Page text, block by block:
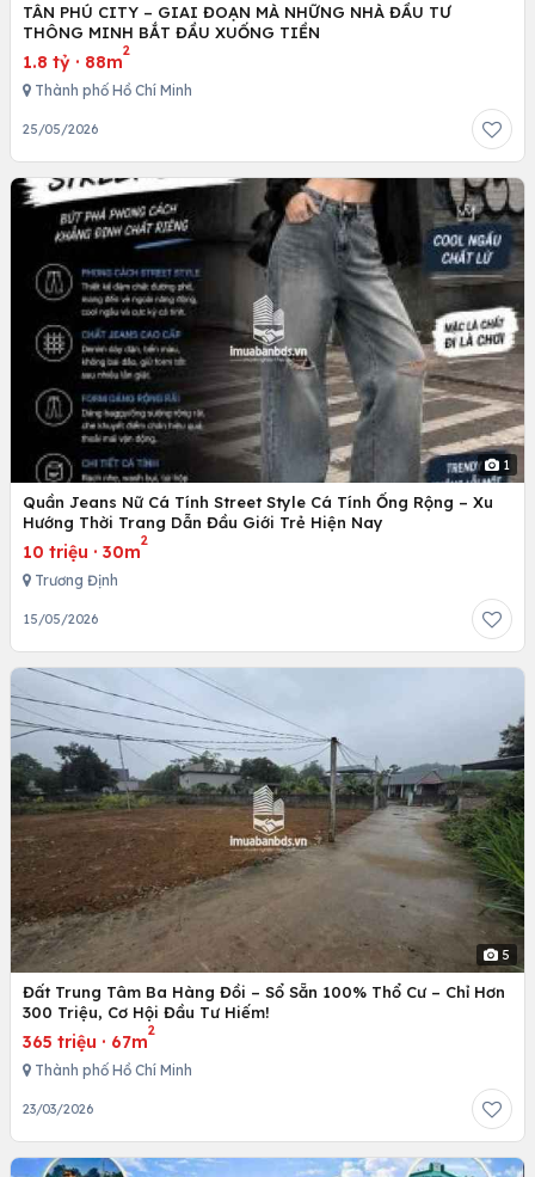
TÂN PHÚ CITY – GIAI ĐOẠN MÀ NHỮNG NHÀ ĐẦU TƯ
THÔNG MINH BẮT ĐẦU XUỐNG TIỀN
1.8 tỷ · 88m
2
Thành phố Hồ Chí Minh
25/05/2026
1
Quần Jeans Nữ Cá Tính Street Style Cá Tính Ống Rộng – Xu
Hướng Thời Trang Dẫn Đầu Giới Trẻ Hiện Nay
10 triệu · 30m
2
Trương Định
15/05/2026
5
Đất Trung Tâm Ba Hàng Đồi – Sổ Sẵn 100% Thổ Cư – Chỉ Hơn
300 Triệu, Cơ Hội Đầu Tư Hiếm!
365 triệu · 67m
2
Thành phố Hồ Chí Minh
23/03/2026